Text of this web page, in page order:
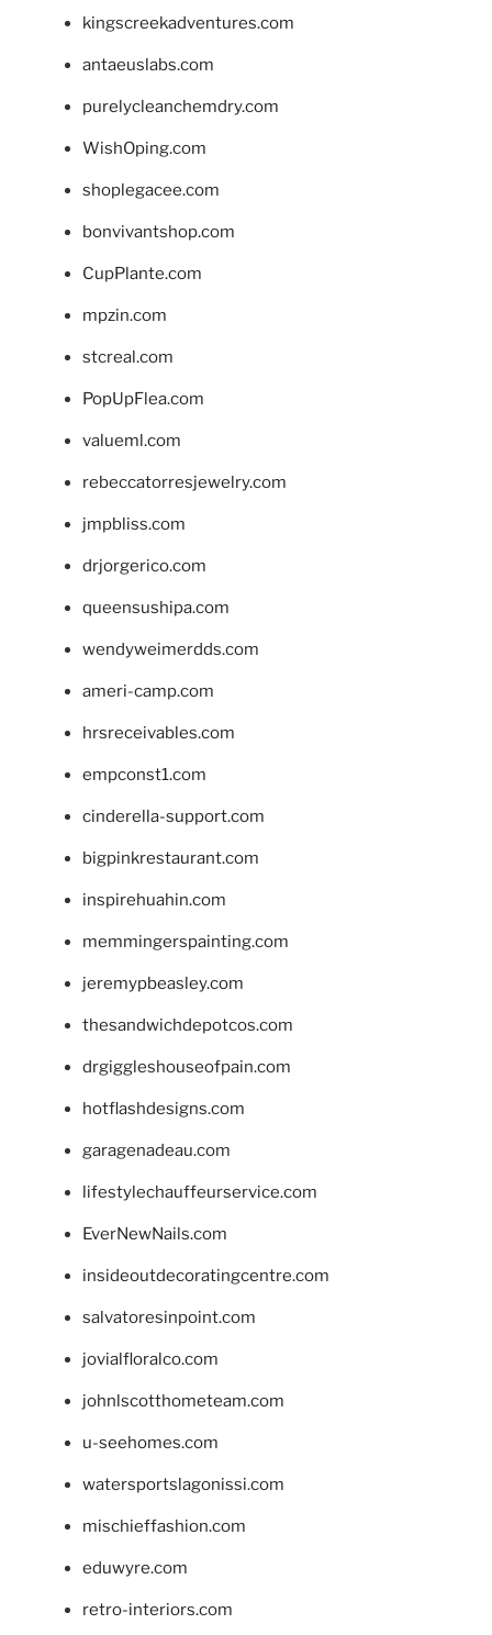
kingscreekadventures.com
antaeuslabs.com
purelycleanchemdry.com
WishOping.com
shoplegacee.com
bonvivantshop.com
CupPlante.com
mpzin.com
stcreal.com
PopUpFlea.com
valueml.com
rebeccatorresjewelry.com
jmpbliss.com
drjorgerico.com
queensushipa.com
wendyweimerdds.com
ameri-camp.com
hrsreceivables.com
empconst1.com
cinderella-support.com
bigpinkrestaurant.com
inspirehuahin.com
memmingerspainting.com
jeremypbeasley.com
thesandwichdepotcos.com
drgiggleshouseofpain.com
hotflashdesigns.com
garagenadeau.com
lifestylechauffeurservice.com
EverNewNails.com
insideoutdecoratingcentre.com
salvatoresinpoint.com
jovialfloralco.com
johnlscotthometeam.com
u-seehomes.com
watersportslagonissi.com
mischieffashion.com
eduwyre.com
retro-interiors.com